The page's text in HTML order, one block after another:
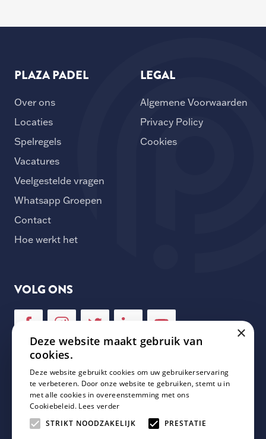
PLAZA PADEL
Over ons
Locaties
Spelregels
Vacatures
Veelgestelde vragen
Whatsapp Groepen
Contact
Hoe werkt het
LEGAL
Algemene Voorwaarden
Privacy Policy
Cookies
VOLG ONS
NIEUWSBRIEF
Schrijf je in voor onze nieuwsbrief en mis geen enkele
update van Plaza Padel!
×
Deze website maakt gebruik van
cookies.
Deze website gebruikt cookies om uw gebruikerservaring
te verbeteren. Door onze website te gebruiken, stemt u in
met alle cookies in overeenstemming met ons
Cookiebeleid. Lees verder
STRIKT NOODZAKELIJK
PRESTATIE